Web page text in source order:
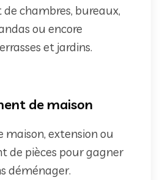
chambres, bureaux,
ou encore
et jardins.
de maison
maison, extension ou
de pièces pour gagner
déménager.